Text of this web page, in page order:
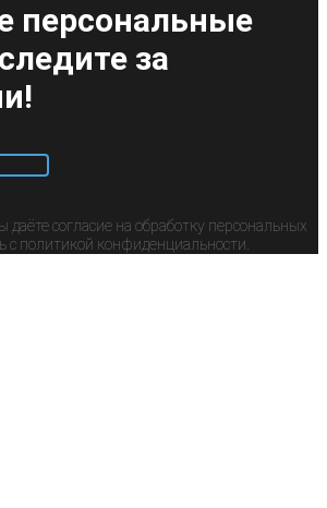
персональные
за
согласие на обработку персональных
c политикой конфиденциальности.